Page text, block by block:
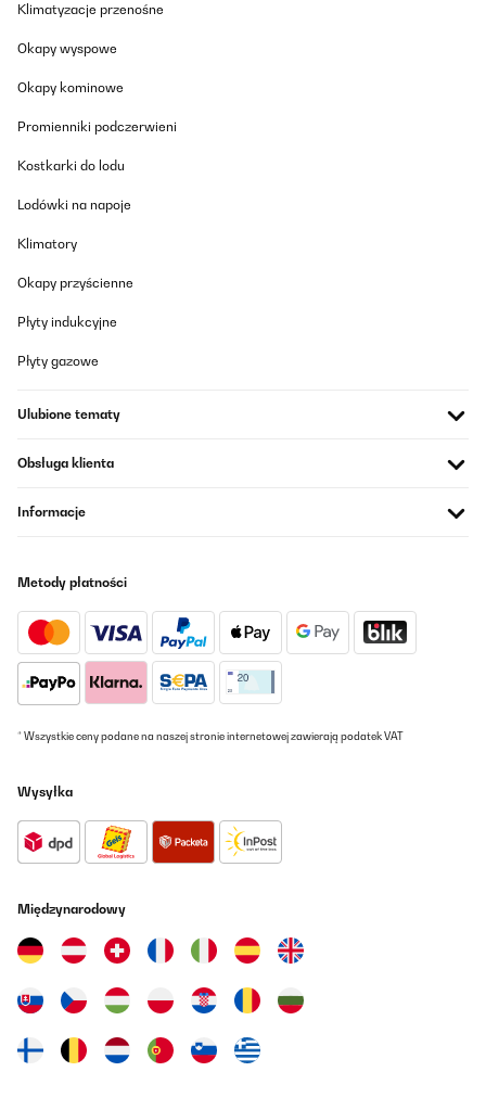
muy rápido, me dieron un rango de fechas y el primer día, ya lo
tamaño más pequeño de 80x45, para colocarlo en un baño
y es de bajo consumo. Justo lo que buscaba, estoy encantada.
Klimatyzacje przenośne
Okapy wyspowe
Okapy kominowe
Promienniki podczerwieni
Kostkarki do lodu
Lodówki na napoje
Klimatory
Okapy przyścienne
Płyty indukcyjne
Płyty gazowe
Ulubione tematy
Obsługa klienta
Informacje
Metody płatności
* Wszystkie ceny podane na naszej stronie internetowej zawierają podatek VAT
Wysyłka
Międzynarodowy